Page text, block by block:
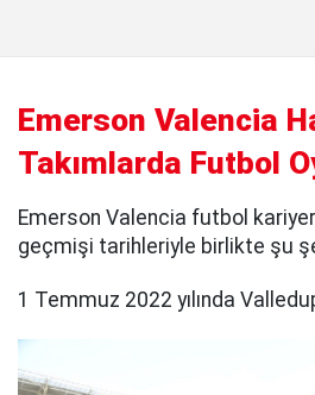
Emerson Valencia
Takımlarda Futbol
Emerson Valencia futbol
geçmişi tarihleriyle birlikte şu
1 Temmuz 2022 yılında